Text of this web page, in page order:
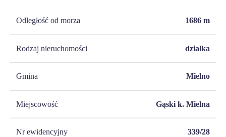
Odległość od morza 1686 m
Rodzaj nieruchomości działka
Gmina Mielno
Miejscowość Gąski k. Mielna
Nr ewidencyjny 339/28